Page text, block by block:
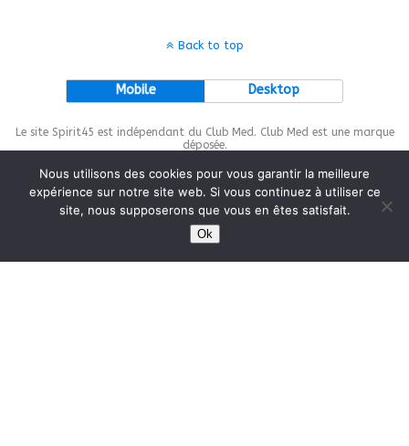
Back to top
Mobile Desktop
Le site Spirit45 est indépendant du Club Med. Club Med est une marque
déposée.
This site is protected bywp-copyrightpro.com
Nous utilisons des cookies pour vous garantir la meilleure
expérience sur notre site web. Si vous continuez à utiliser ce
site, nous supposerons que vous en êtes satisfait.
Ok